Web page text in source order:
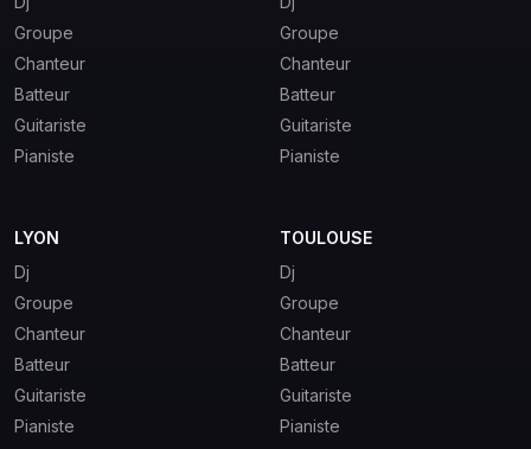
Groupe
Chanteur
Batteur
Guitariste
Pianiste
Groupe
Chanteur
Batteur
Guitariste
Pianiste
LYON
Dj
Groupe
Chanteur
Batteur
Guitariste
Pianiste
TOULOUSE
Dj
Groupe
Chanteur
Batteur
Guitariste
Pianiste